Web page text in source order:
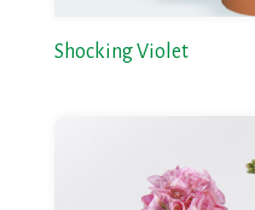
Shocking Violet